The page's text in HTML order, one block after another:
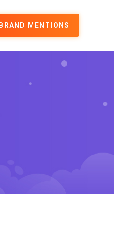
BRAND MENTIONS